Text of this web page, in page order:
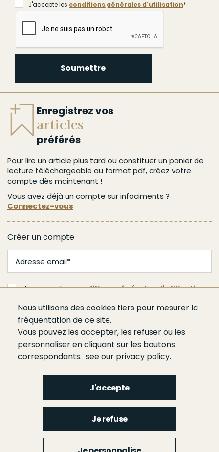
Nous utilisons des cookies tiers pour mesurer la
fréquentation de ce site.
Vous pouvez les accepter, les refuser ou les
personnaliser en cliquant sur les boutons
correspondants. see our privacy policy.
J'accepte
Je refuse
J'accepte les conditions générales d'utilisation*
Soumettre
Enregistrez vos
articles
préférés
Pour lire un article plus tard ou constituer un panier de
lecture téléchargeable au format pdf, créez votre
compte dès maintenant !
Vous avez déjà un compte sur infociments ?
Connectez-vous
Créer un compte
J'accepte lesconditions générales d'utilisation
Valider
Footer
Qui sommes-nous ?Espace presseAgendaPublicationsBâtiment
CimentsLiants hydrauliques routiers